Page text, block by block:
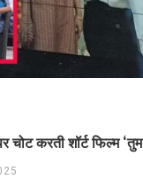
चोट करती शॉर्ट फिल्म ‘तुम